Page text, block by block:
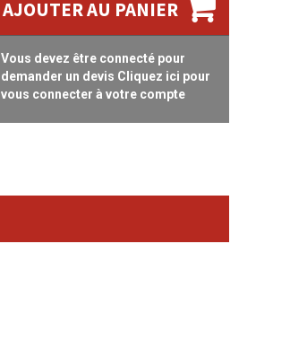
AJOUTER AU PANIER
Vous devez être connecté pour
demander un devis Cliquez ici pour
vous connecter à votre compte